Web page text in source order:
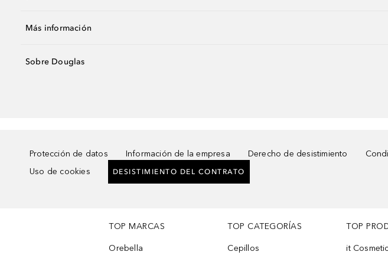
Más información
Sobre Douglas
Protección de datos Información de la empresa Derecho de desistimiento
Uso de cookies
DESISTIMIENTO DEL CONTRATO
TOP MARCAS
Orebella
TOP CATEGORÍAS
Cepillos
TOP
it